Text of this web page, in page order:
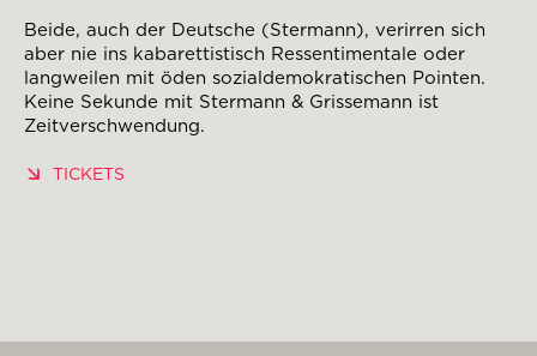
Beide, auch der Deutsche (Stermann), verirren sich
aber nie ins kabarettistisch Ressentimentale oder
langweilen mit öden sozialdemokratischen Pointen.
Keine Sekunde mit Stermann & Grissemann ist
Zeitverschwendung.
TICKETS